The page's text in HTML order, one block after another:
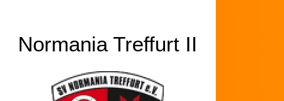
Normania Treffurt II